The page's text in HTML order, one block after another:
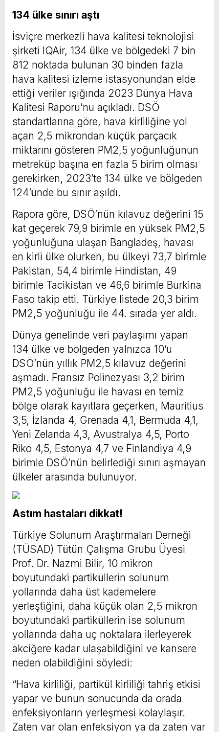
134 ülke sınırı aştı
İsviçre merkezli hava kalitesi teknolojisi
şirketi IQAir, 134 ülke ve bölgedeki 7 bin
812 noktada bulunan 30 binden fazla
hava kalitesi izleme istasyonundan elde
ettiği veriler ışığında 2023 Dünya Hava
Kalitesi Raporu’nu açıkladı. DSÖ
standartlarına göre, hava kirliliğine yol
açan 2,5 mikrondan küçük parçacık
miktarını gösteren PM2,5 yoğunluğunun
metreküp başına en fazla 5 birim olması
gerekirken, 2023’te 134 ülke ve bölgeden
124’ünde bu sınır aşıldı.
Rapora göre, DSÖ’nün kılavuz değerini 15
kat geçerek 79,9 birimle en yüksek PM2,5
yoğunluğuna ulaşan Bangladeş, havası
en kirli ülke olurken, bu ülkeyi 73,7 birimle
Pakistan, 54,4 birimle Hindistan, 49
birimle Tacikistan ve 46,6 birimle Burkina
Faso takip etti. Türkiye listede 20,3 birim
PM2,5 yoğunluğu ile 44. sırada yer aldı.
Dünya genelinde veri paylaşımı yapan
134 ülke ve bölgeden yalnızca 10’u
DSÖ’nün yıllık PM2,5 kılavuz değerini
aşmadı. Fransız Polinezyası 3,2 birim
PM2,5 yoğunluğu ile havası en temiz
bölge olarak kayıtlara geçerken, Mauritius
3,5, İzlanda 4, Grenada 4,1, Bermuda 4,1,
Yeni Zelanda 4,3, Avustralya 4,5, Porto
Riko 4,5, Estonya 4,7 ve Finlandiya 4,9
birimle DSÖ’nün belirlediği sınırı aşmayan
ülkeler arasında bulunuyor.
Astım hastaları dikkat!
Türkiye Solunum Araştırmaları Derneği
(TÜSAD) Tütün Çalışma Grubu Üyesi
Prof. Dr. Nazmi Bilir, 10 mikron
boyutundaki partiküllerin solunum
yollarında daha üst kademelere
yerleştiğini, daha küçük olan 2,5 mikron
boyutundaki partiküllerin ise solunum
yollarında daha uç noktalara ilerleyerek
akciğere kadar ulaşabildiğini ve kansere
neden olabildiğini söyledi:
“Hava kirliliği, partikül kirliliği tahriş etkisi
yapar ve bunun sonucunda da orada
enfeksiyonların yerleşmesi kolaylaşır.
Zaten var olan enfeksiyon ya da zaten var